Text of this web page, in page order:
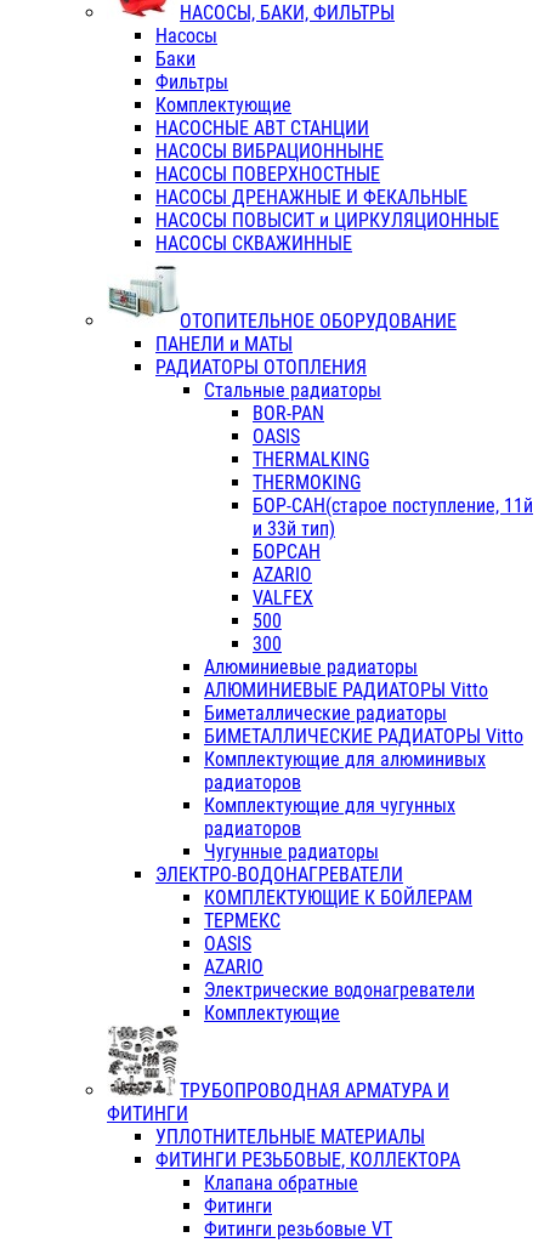
НАСОСЫ, БАКИ, ФИЛЬТРЫ
Насосы
Баки
Фильтры
Комплектующие
НАСОСНЫЕ АВТ СТАНЦИИ
НАСОСЫ ВИБРАЦИОННЫНЕ
НАСОСЫ ПОВЕРХНОСТНЫЕ
НАСОСЫ ДРЕНАЖНЫЕ И ФЕКАЛЬНЫЕ
НАСОСЫ ПОВЫСИТ и ЦИРКУЛЯЦИОННЫЕ
НАСОСЫ СКВАЖИННЫЕ
ОТОПИТЕЛЬНОЕ ОБОРУДОВАНИЕ
ПАНЕЛИ и МАТЫ
РАДИАТОРЫ ОТОПЛЕНИЯ
Стальные радиаторы
BOR-PAN
OASIS
THERMALKING
THERMOKING
БОР-САН(старое поступление, 11й
и 33й тип)
БОРСАН
AZARIO
VALFEX
500
300
Алюминиевые радиаторы
АЛЮМИНИЕВЫЕ РАДИАТОРЫ Vitto
Биметаллические радиаторы
БИМЕТАЛЛИЧЕСКИЕ РАДИАТОРЫ Vitto
Комплектующие для алюминивых
радиаторов
Комплектующие для чугунных
радиаторов
Чугунные радиаторы
ЭЛЕКТРО-ВОДОНАГРЕВАТЕЛИ
КОМПЛЕКТУЮЩИЕ К БОЙЛЕРАМ
ТЕРМЕКС
OASIS
AZARIO
Электрические водонагреватели
Комплектующие
ТРУБОПРОВОДНАЯ АРМАТУРА И
ФИТИНГИ
УПЛОТНИТЕЛЬНЫЕ МАТЕРИАЛЫ
ФИТИНГИ РЕЗЬБОВЫЕ, КОЛЛЕКТОРА
Клапана обратные
Фитинги
Фитинги резьбовые VT